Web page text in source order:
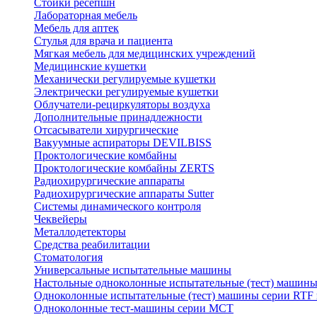
Стойки ресепшн
Лабораторная мебель
Мебель для аптек
Стулья для врача и пациента
Мягкая мебель для медицинских учреждений
Медицинские кушетки
Механически регулируемые кушетки
Электрически регулируемые кушетки
Облучатели-рециркуляторы воздуха
Дополнительные принадлежности
Отсасыватели хирургические
Вакуумные аспираторы DEVILBISS
Проктологические комбайны
Проктологические комбайны ZERTS
Радиохирургические аппараты
Радиохирургические аппараты Sutter
Системы динамического контроля
Чеквейеры
Металлодетекторы
Средства реабилитации
Стоматология
Универсальные испытательные машины
Настольные одноколонные испытательные (тест)
Одноколонные испытательные (тест) машины серии RTF
Одноколонные тест-машины серии MCT